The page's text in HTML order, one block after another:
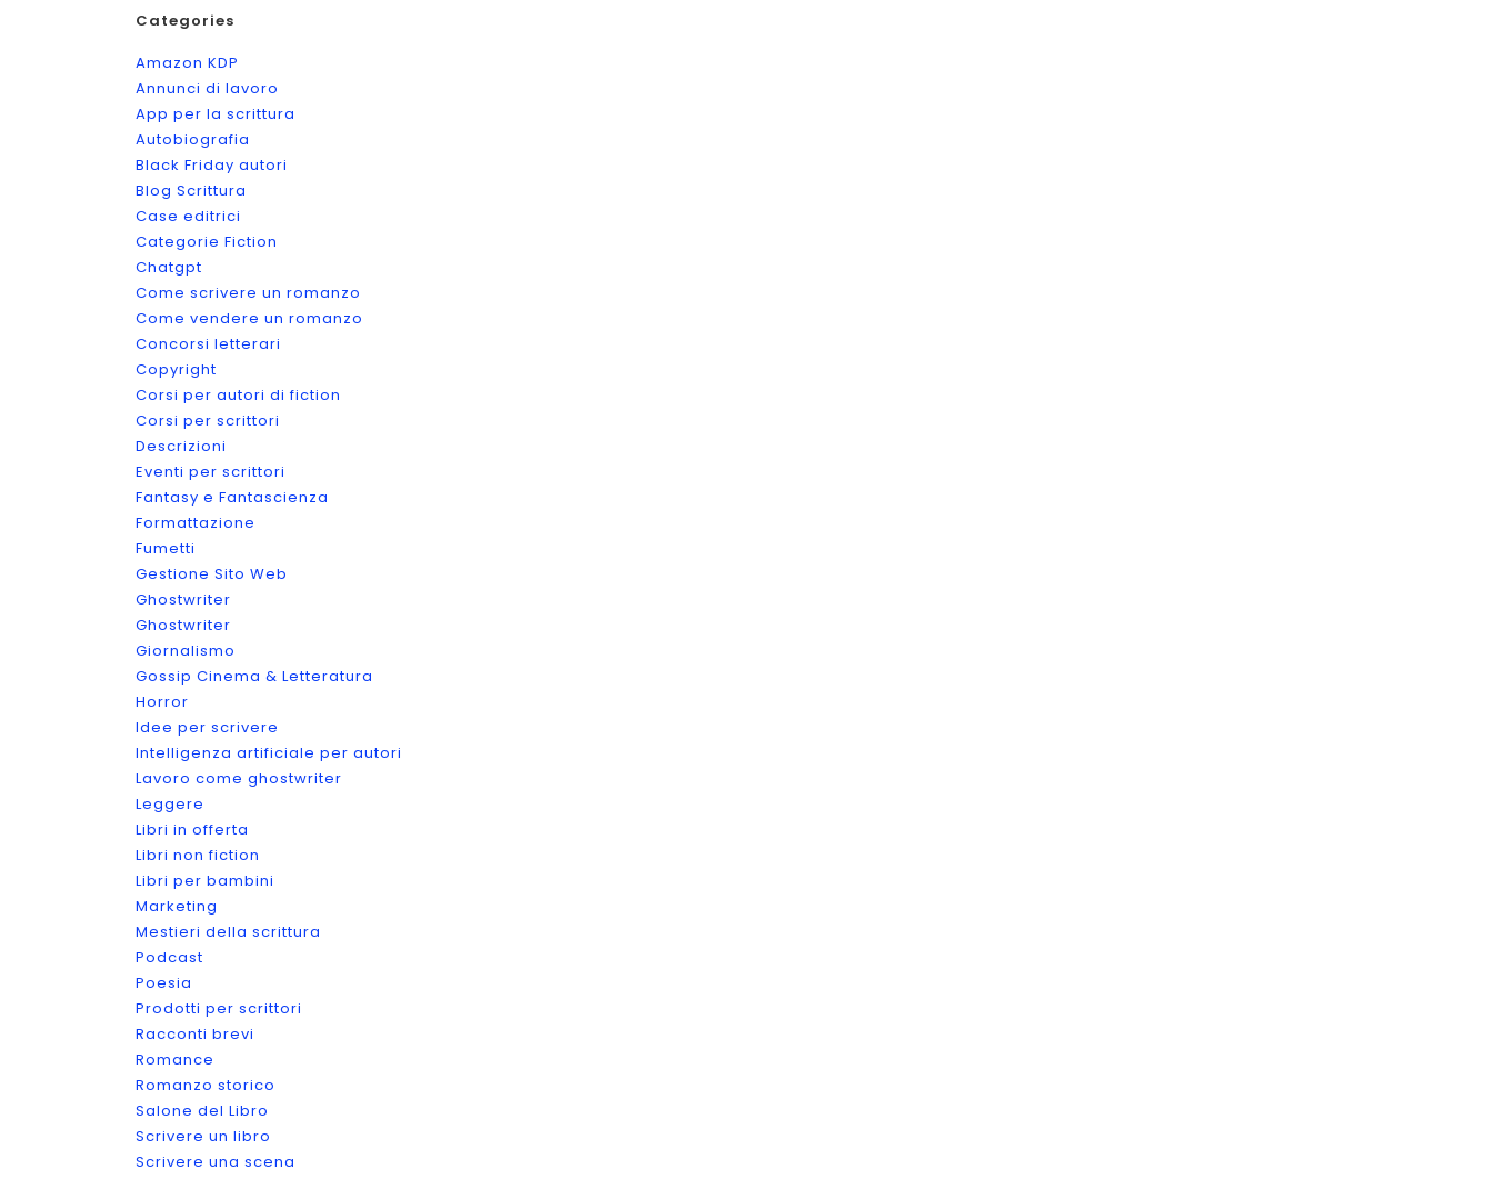
Categories
Amazon KDP
Annunci di lavoro
App per la scrittura
Autobiografia
Black Friday autori
Blog Scrittura
Case editrici
Categorie Fiction
Chatgpt
Come scrivere un romanzo
Come vendere un romanzo
Concorsi letterari
Copyright
Corsi per autori di fiction
Corsi per scrittori
Descrizioni
Eventi per scrittori
Fantasy e Fantascienza
Formattazione
Fumetti
Gestione Sito Web
Ghostwriter
Ghostwriter
Giornalismo
Gossip Cinema & Letteratura
Horror
Idee per scrivere
Intelligenza artificiale per autori
Lavoro come ghostwriter
Leggere
Libri in offerta
Libri non fiction
Libri per bambini
Marketing
Mestieri della scrittura
Podcast
Poesia
Prodotti per scrittori
Racconti brevi
Romance
Romanzo storico
Salone del Libro
Scrivere un libro
Scrivere una scena